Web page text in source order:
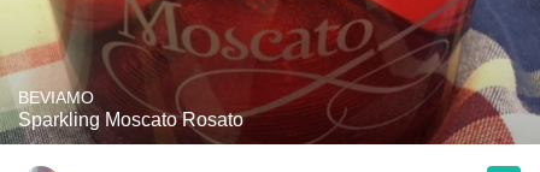
BEVIAMO
Sparkling Moscato Rosato